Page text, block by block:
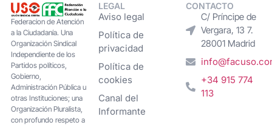
Federacion de Atención
a la Ciudadanía. Una
Organización Sindical
Independiente de los
Partidos políticos,
Gobierno,
Administración Pública u
otras Instituciones; una
Organización Pluralista,
con profundo respeto a
LEGAL
Aviso legal
Política de
privacidad
Política de
cookies
Canal del
Informante
CONTACTO
C/ Príncipe de
Vergara, 13 7.
28001 Madrid
+34 915 774
113